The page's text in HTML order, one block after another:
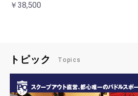
￥38,500
トピック Topics